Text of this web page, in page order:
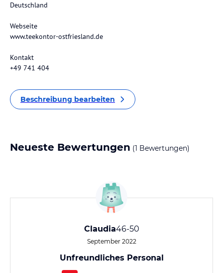
Deutschland
Webseite
www.teekontor-ostfriesland.de
Kontakt
+49 741 404
Beschreibung bearbeiten
Neueste Bewertungen (1 Bewertungen)
Claudia46-50
September 2022
Unfreundliches Personal